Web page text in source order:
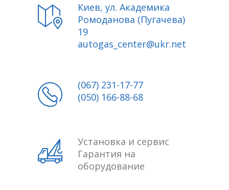
Киев, ул. Академика
Ромоданова (Пугачева)
19
autogas_center@ukr.net
(067) 231-17-77
(050) 166-88-68
Установка и сервис
Гарантия на
оборудование